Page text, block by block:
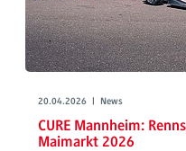
20.04.2026 | News
CURE Mannheim:
Maimarkt 2026